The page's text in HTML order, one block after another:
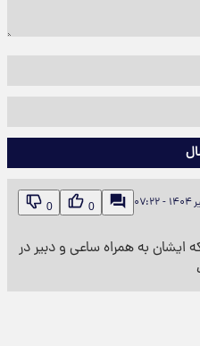
0
0
به همراه ساعی و دبیر در